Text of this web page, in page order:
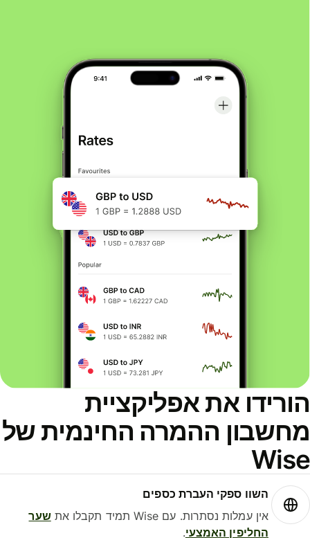
הורידו את אפליקציית
מחשבון ההמרה החינמית של
Wise
השוו ספקי העברת כספים
אין עמלות נסתרות. עם Wise תמיד תקבלו את
שער
החליפין האמצעי.